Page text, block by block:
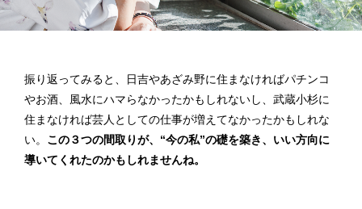
振り返ってみると、日吉やあざみ野に住まなければパチンコ
やお酒、風水にハマらなかったかもしれないし、武蔵小杉に
住まなければ芸人としての仕事が増えてなかったかもしれな
い。 この３つの間取りが、“今の私”の礎を築き、いい方向に
導いてくれたのかもしれませんね。